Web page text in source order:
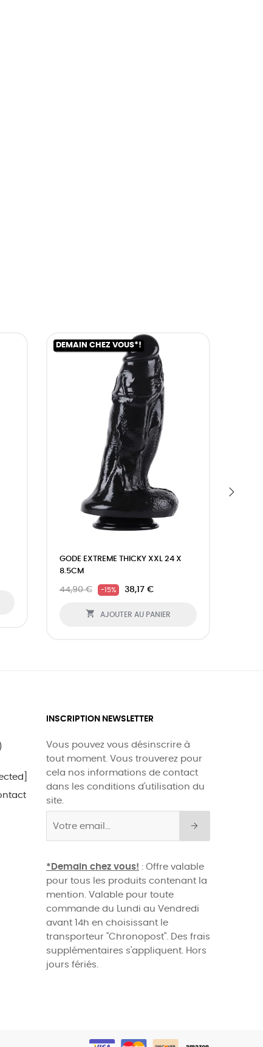
DEMAIN CHEZ VOUS*!
GODE EXTREME THICKY XXL 24 X
8.5CM
44,90 € -15% 38,17 €
 AJOUTER AU PANIER
INSCRIPTION NEWSLETTER
Vous pouvez vous désinscrire à
tout moment. Vous trouverez pour
cela nos informations de contact
dans les conditions d'utilisation du
site.
*Demain chez vous! : Offre valable
pour tous les produits contenant la
mention. Valable pour toute
commande du Lundi au Vendredi
avant 14h en choisissant le
transporteur "Chronopost". Des frais
supplémentaires s'appliquent. Hors
jours fériés.